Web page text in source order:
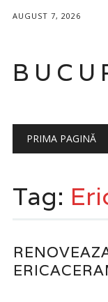
AUGUST 7, 2026
Main
PRIMA PAGINĂ
Tag: